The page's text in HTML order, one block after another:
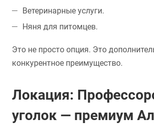
Ветеринарные услуги.
Няня для питомцев.
Это не просто опция. Это
конкурентное преимущество.
Локация:
уголок — премиум